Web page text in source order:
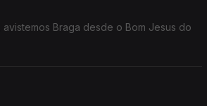
avistemos Braga desde o Bom Jesus do